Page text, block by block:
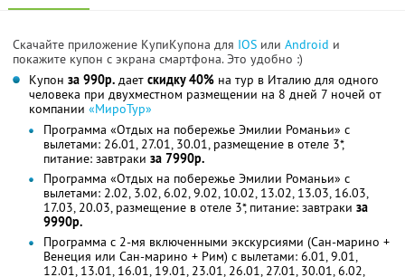
Скачайте приложение КупиКупона для IOS или Android и
покажите купон с экрана смартфона. Это удобно :)
Купон за 990р. дает скидку 40% на тур в Италию для одного
человека при двухместном размещении на 8 дней 7 ночей от
компании «МироТур»
Программа «Отдых на побережье Эмилии Романьи» с
вылетами: 26.01, 27.01, 30.01, размещение в отеле 3*,
питание: завтраки за 7990р.
Программа «Отдых на побережье Эмилии Романьи» с
вылетами: 2.02, 3.02, 6.02, 9.02, 10.02, 13.02, 13.03, 16.03,
17.03, 20.03, размещение в отеле 3*, питание: завтраки за
9990р.
Программа с 2-мя включенными экскурсиями (Сан-марино +
Венеция или Сан-марино + Рим) с вылетами: 6.01, 9.01,
12.01, 13.01, 16.01, 19.01, 23.01, 26.01, 27.01, 30.01, 6.02,